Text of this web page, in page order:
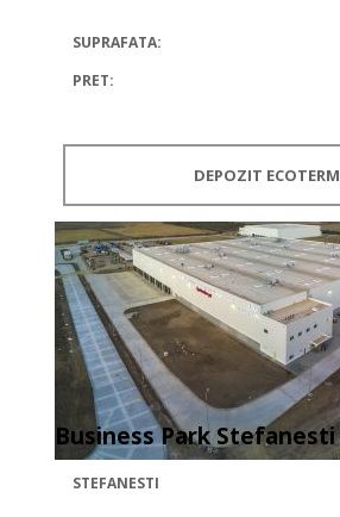
SUPRAFATA:
PRET:
DEPOZIT ECOTERM
Business Park Stefanesti
STEFANESTI